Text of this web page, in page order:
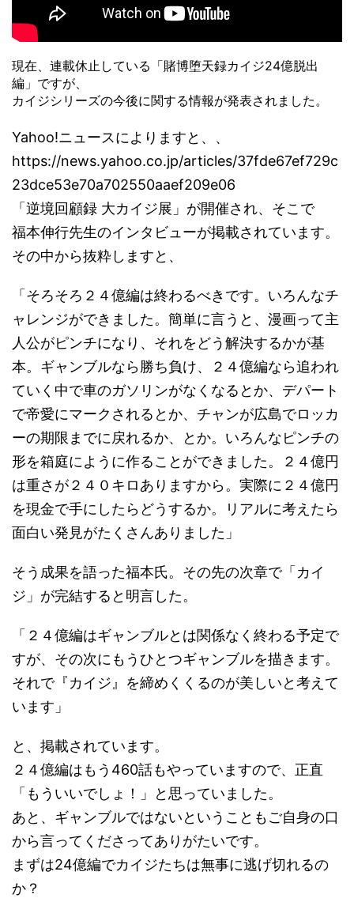
現在、連載休止している「賭博堕天録カイジ24億脱出
編」ですが、
カイジシリーズの今後に関する情報が発表されました。
Yahoo!ニュースによりますと、、
https://news.yahoo.co.jp/articles/37fde67ef729c
23dce53e70a702550aaef209e06
「逆境回顧録 大カイジ展」が開催され、そこで
福本伸行先生のインタビューが掲載されています。
その中から抜粋しますと、
「そろそろ２４億編は終わるべきです。いろんなチ
ャレンジができました。簡単に言うと、漫画って主
人公がピンチになり、それをどう解決するかが基
本。ギャンブルなら勝ち負け、２４億編なら追われ
ていく中で車のガソリンがなくなるとか、デパート
で帝愛にマークされるとか、チャンが広島でロッカ
ーの期限までに戻れるか、とか。いろんなピンチの
形を箱庭にように作ることができました。２４億円
は重さが２４０キロありますから。実際に２４億円
を現金で手にしたらどうするか。リアルに考えたら
面白い発見がたくさんありました」
そう成果を語った福本氏。その先の次章で「カイ
ジ」が完結すると明言した。
「２４億編はギャンブルとは関係なく終わる予定で
すが、その次にもうひとつギャンブルを描きます。
それで『カイジ』を締めくくるのが美しいと考えて
います」
と、掲載されています。
２４億編はもう460話もやっていますので、正直
「もういいでしょ！」と思っていました。
あと、ギャンブルではないということもご自身の口
から言ってくださってありがたいです。
まずは24億編でカイジたちは無事に逃げ切れるの
か？